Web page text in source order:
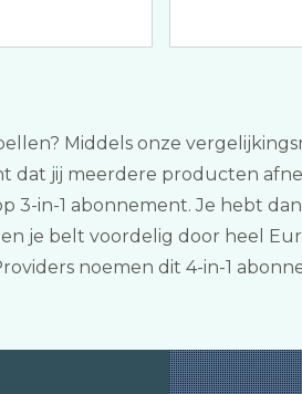
Middels onze
dat jij meerdere producten
3-in-1 abonnement. Je hebt
je belt voordelig door heel
noemen dit 4-in-1